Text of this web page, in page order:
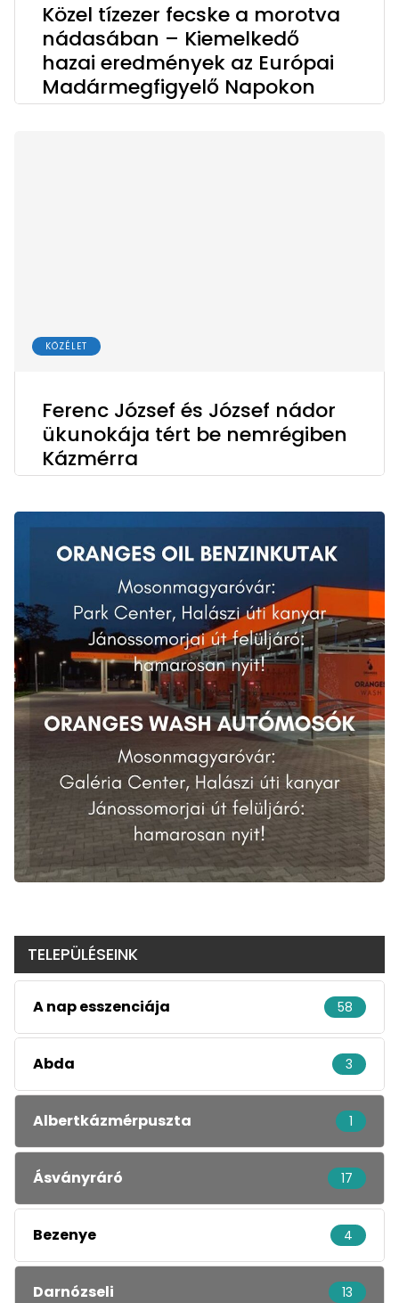
Közel tízezer fecske a morotva
nádasában – Kiemelkedő
hazai eredmények az Európai
Madármegfigyelő Napokon
KÖZÉLET
Ferenc József és József nádor
ükunokája tért be nemrégiben
Kázmérra
TELEPÜLÉSEINK
A nap esszenciája 58
Abda 3
Albertkázmérpuszta 1
Ásványráró 17
Bezenye 4
Darnózseli 13